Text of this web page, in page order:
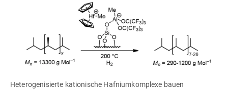
Heterogenisierte kationische Hafniumkomplexe bauen